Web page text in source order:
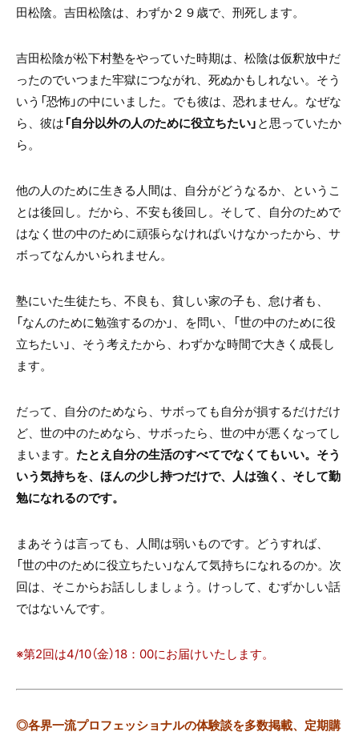
田松陰。吉田松陰は、わずか２９歳で、刑死します。
吉田松陰が松下村塾をやっていた時期は、松陰は仮釈放中だ
ったのでいつまた牢獄につながれ、死ぬかもしれない。そう
いう「恐怖」の中にいました。でも彼は、恐れません。なぜな
ら、彼は「自分以外の人のために役立ちたい」と思っていたか
ら。
他の人のために生きる人間は、自分がどうなるか、というこ
とは後回し。だから、不安も後回し。そして、自分のためで
はなく世の中のために頑張らなければいけなかったから、サ
ボってなんかいられません。
塾にいた生徒たち、不良も、貧しい家の子も、怠け者も、
「なんのために勉強するのか」、を問い、「世の中のために役
立ちたい」、そう考えたから、わずかな時間で大きく成長し
ます。
だって、自分のためなら、サボっても自分が損するだけだけ
ど、世の中のためなら、サボったら、世の中が悪くなってし
まいます。 たとえ自分の生活のすべてでなくてもいい。そう
いう気持ちを、ほんの少し持つだけで、人は強く、そして勤
勉になれるのです。
まあそうは言っても、人間は弱いものです。どうすれば、
「世の中のために役立ちたい」なんて気持ちになれるのか。次
回は、そこからお話ししましょう。けっして、むずかしい話
ではないんです。
※第2回は4/10（金）18：00にお届けいたします。
◎各界一流プロフェッショナルの体験談を多数掲載、定期購